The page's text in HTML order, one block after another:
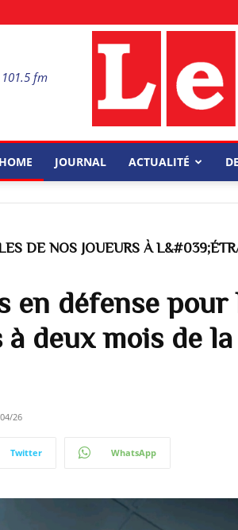
fm
HOME JOURNAL ACTUALITÉ
DE NOS JOUEURS À
en défense pour
deux mois de
26
Twitter WhatsApp